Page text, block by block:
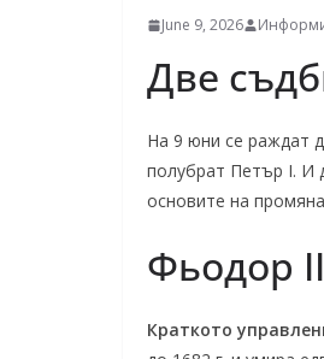
June 9, 2026
Две
На 9 юни се раждат
полубрат Петър I. И
основите на
Фьодор
Краткото